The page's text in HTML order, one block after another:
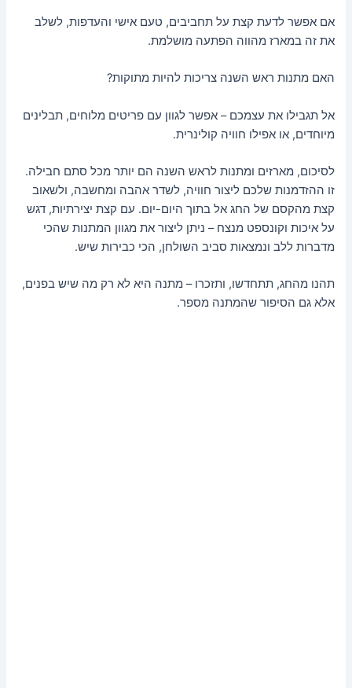
אם אפשר לדעת קצת על תחביבים, טעם אישי והעדפות, לשלב
את זה במארז מהווה הפתעה מושלמת.
האם מתנות ראש השנה צריכות להיות מתוקות?
אל תגבילו את עצמכם – אפשר לגוון עם פריטים מלוחים, תבלינים
מיוחדים, או אפילו חוויה קולינרית.
לסיכום, מארזים ומתנות לראש השנה הם יותר מכל סתם חבילה.
זו ההזדמנות שלכם ליצור חוויה, לשדר אהבה ומחשבה, ולשאוב
קצת מהקסם של החג אל בתוך היום-יום. עם קצת יצירתיות, דגש
על איכות וקונספט מנצח – ניתן ליצור את מגוון המתנות שהכי
מדברות ללב ונמצאות סביב השולחן, הכי כבירות שיש.
תהנו מהחג, תתחדשו, ותזכרו – מתנה היא לא רק מה שיש בפנים,
אלא גם הסיפור שהמתנה מספר.